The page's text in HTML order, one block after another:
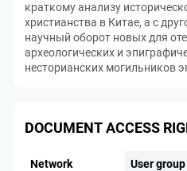
краткому анализу
христианства в Китае, а с
научный оборот новых для
археологических и
несторианских могильников
DOCUMENT ACCESS
Network User group